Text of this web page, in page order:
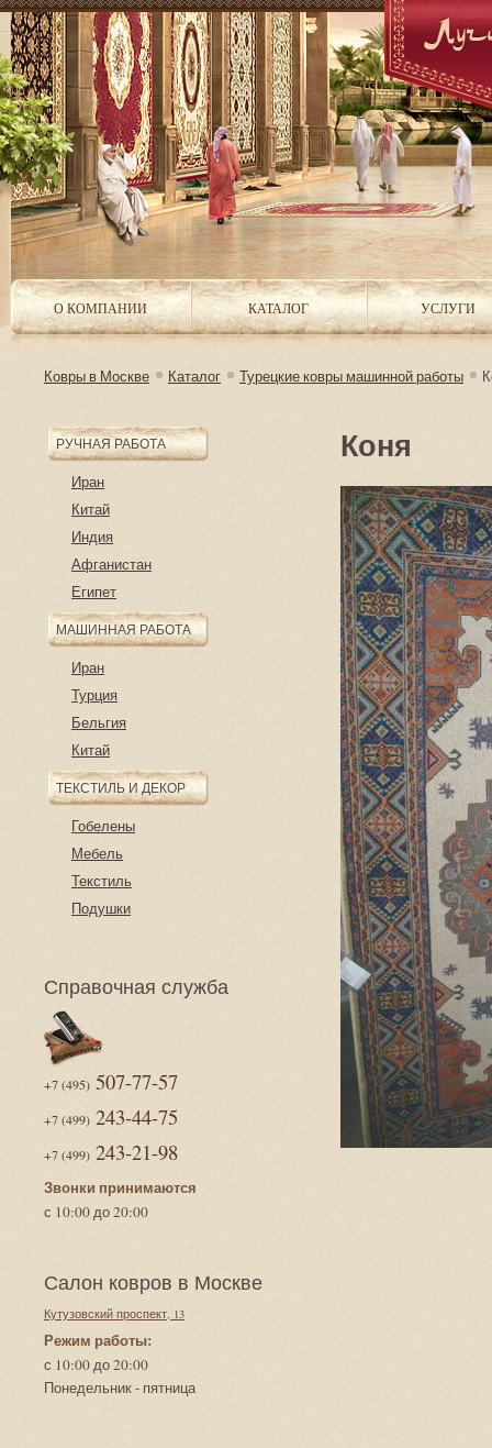
Ковры в Москве Каталог Турецкие ковры машинной работы
РУЧНАЯ РАБОТА
Иран
Китай
Индия
Афганистан
Египет
МАШИННАЯ РАБОТА
Иран
Турция
Бельгия
Китай
ТЕКСТИЛЬ И ДЕКОР
Гобелены
Мебель
Текстиль
Подушки
Справочная служба
+7 (495) 507-77-57
+7 (499) 243-44-75
+7 (499) 243-21-98
Звонки принимаются
с 10:00 до 20:00
Салон ковров в Москве
Кутузовский проспект, 13
Режим работы:
с 10:00 до 20:00
Понедельник - пятница
Коня
О КОМПАНИИ КАТАЛОГ УСЛУГИ